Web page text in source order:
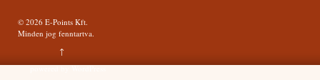
© 2026 E-Points Kft.
Minden jog fenntartva.
↑
powered byWordPress